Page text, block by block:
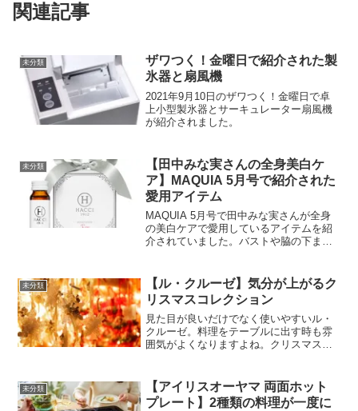
関連記事
未分類
ザワつく！金曜日で紹介された製
氷器と扇風機
2021年9月10日のザワつく！金曜日で卓
上小型製氷器とサーキュレーター扇風機
が紹介されました。
未分類
【田中みな実さんの全身美白ケ
ア】MAQUIA 5月号で紹介された
愛用アイテム
MAQUIA 5月号で田中みな実さんが全身
の美白ケアで愛用しているアイテムを紹
介されていました。バストや脇の下まで
で参考になります。
未分類
【ル・クルーゼ】気分が上がるク
リスマスコレクション
見た目が良いだけでなく使いやすいル・
クルーゼ。料理をテーブルに出す時も雰
囲気がよくなりますよね。クリスマスシ
なデザインでクリスマス気分を高めてく
れます。
未分類
【アイリスオーヤマ 両面ホット
プレート】2種類の料理が一度に